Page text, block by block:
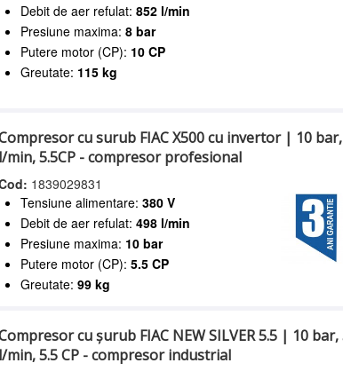
Debit de aer refulat:852 l/min
Presiune maxima:8 bar
Putere motor (CP): 10 CP
Greutate: 115 kg
cu surub FIAC X500 cu invertor | 10
min, 5.5CP - compresor profesional
1839029831
Tensiune alimentare:380 V
Debit de aer refulat:498 l/min
Presiune maxima: 10 bar
Putere motor (CP):5.5 CP
Greutate:99 kg
cu șurub FIAC NEW SILVER 5.5 | 10 bar,
min, 5.5 CP - compresor industrial